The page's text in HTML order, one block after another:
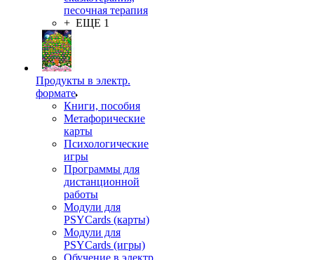
песочная терапия
+ ЕЩЕ 1
Продукты в электр.
формате
Книги, пособия
Метафорические
карты
Психологические
игры
Программы для
дистанционной
работы
Модули для
PSYCards (карты)
Модули для
PSYCards (игры)
Обучение в электр.